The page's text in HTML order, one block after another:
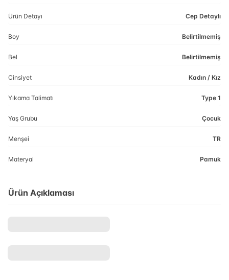
Ürün Detayı Cep Detaylı
Boy Belirtilmemiş
Bel Belirtilmemiş
Cinsiyet Kadın / Kız
Yıkama Talimatı Type 1
Yaş Grubu Çocuk
Menşei TR
Materyal Pamuk
Ürün Açıklaması